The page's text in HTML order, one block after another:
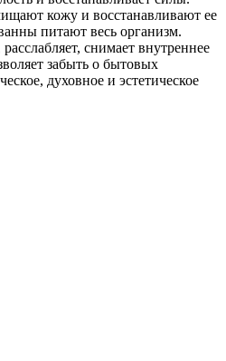
кожу и восстанавливают ее
питают весь организм.
снимает внутреннее
забыть о бытовых
духовное и эстетическое